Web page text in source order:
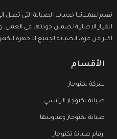
نقدم لعملائنا خدمات الصيانة التى
الغيار الاصلية لضمان جودتها فى
اكثر من مرة، الصيانة لجميع الاجهزة
الأقسام
شركة تكنوجاز
صيانة تكنوجاز الرئيسي
صيانة تكنوجاز وعناوينها
ارقام صيانة تكنوجاز